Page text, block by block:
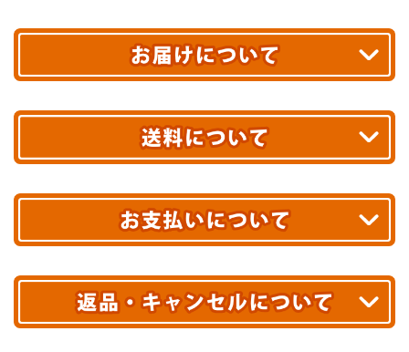
最短翌日お届け!
あす着エリアが対象です。
エリアやお届け日の確認はこちら▶
※ 配送業者による配送遅延が生じる可能性がございます。
※ 沖縄・離島はお届けできません。
送料無料!
10,000円未満 全国一律1,100円(税込)
配送業者
ヤマト運輸
クレジットカード